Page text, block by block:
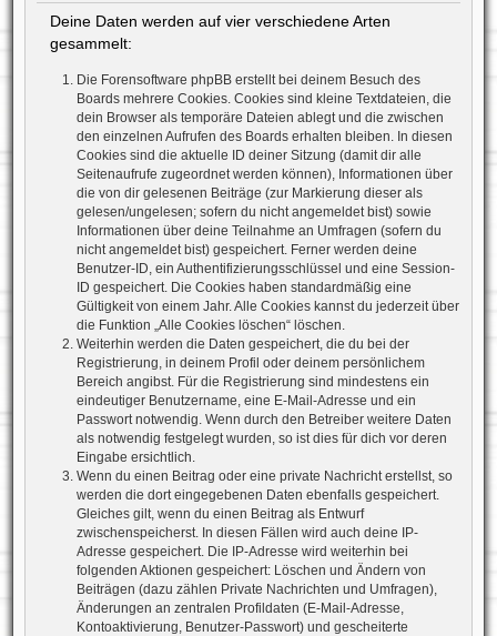
Deine Daten werden auf vier verschiedene Arten
gesammelt:
Die Forensoftware phpBB erstellt bei deinem Besuch des
Boards mehrere Cookies. Cookies sind kleine Textdateien, die
dein Browser als temporäre Dateien ablegt und die zwischen
den einzelnen Aufrufen des Boards erhalten bleiben. In diesen
Cookies sind die aktuelle ID deiner Sitzung (damit dir alle
Seitenaufrufe zugeordnet werden können), Informationen über
die von dir gelesenen Beiträge (zur Markierung dieser als
gelesen/ungelesen; sofern du nicht angemeldet bist) sowie
Informationen über deine Teilnahme an Umfragen (sofern du
nicht angemeldet bist) gespeichert. Ferner werden deine
Benutzer-ID, ein Authentifizierungsschlüssel und eine Session-
ID gespeichert. Die Cookies haben standardmäßig eine
Gültigkeit von einem Jahr. Alle Cookies kannst du jederzeit über
die Funktion „Alle Cookies löschen“ löschen.
Weiterhin werden die Daten gespeichert, die du bei der
Registrierung, in deinem Profil oder deinem persönlichem
Bereich angibst. Für die Registrierung sind mindestens ein
eindeutiger Benutzername, eine E-Mail-Adresse und ein
Passwort notwendig. Wenn durch den Betreiber weitere Daten
als notwendig festgelegt wurden, so ist dies für dich vor deren
Eingabe ersichtlich.
Wenn du einen Beitrag oder eine private Nachricht erstellst, so
werden die dort eingegebenen Daten ebenfalls gespeichert.
Gleiches gilt, wenn du einen Beitrag als Entwurf
zwischenspeicherst. In diesen Fällen wird auch deine IP-
Adresse gespeichert. Die IP-Adresse wird weiterhin bei
folgenden Aktionen gespeichert: Löschen und Ändern von
Beiträgen (dazu zählen Private Nachrichten und Umfragen),
Änderungen an zentralen Profildaten (E-Mail-Adresse,
Kontoaktivierung, Benutzer-Passwort) und gescheiterte